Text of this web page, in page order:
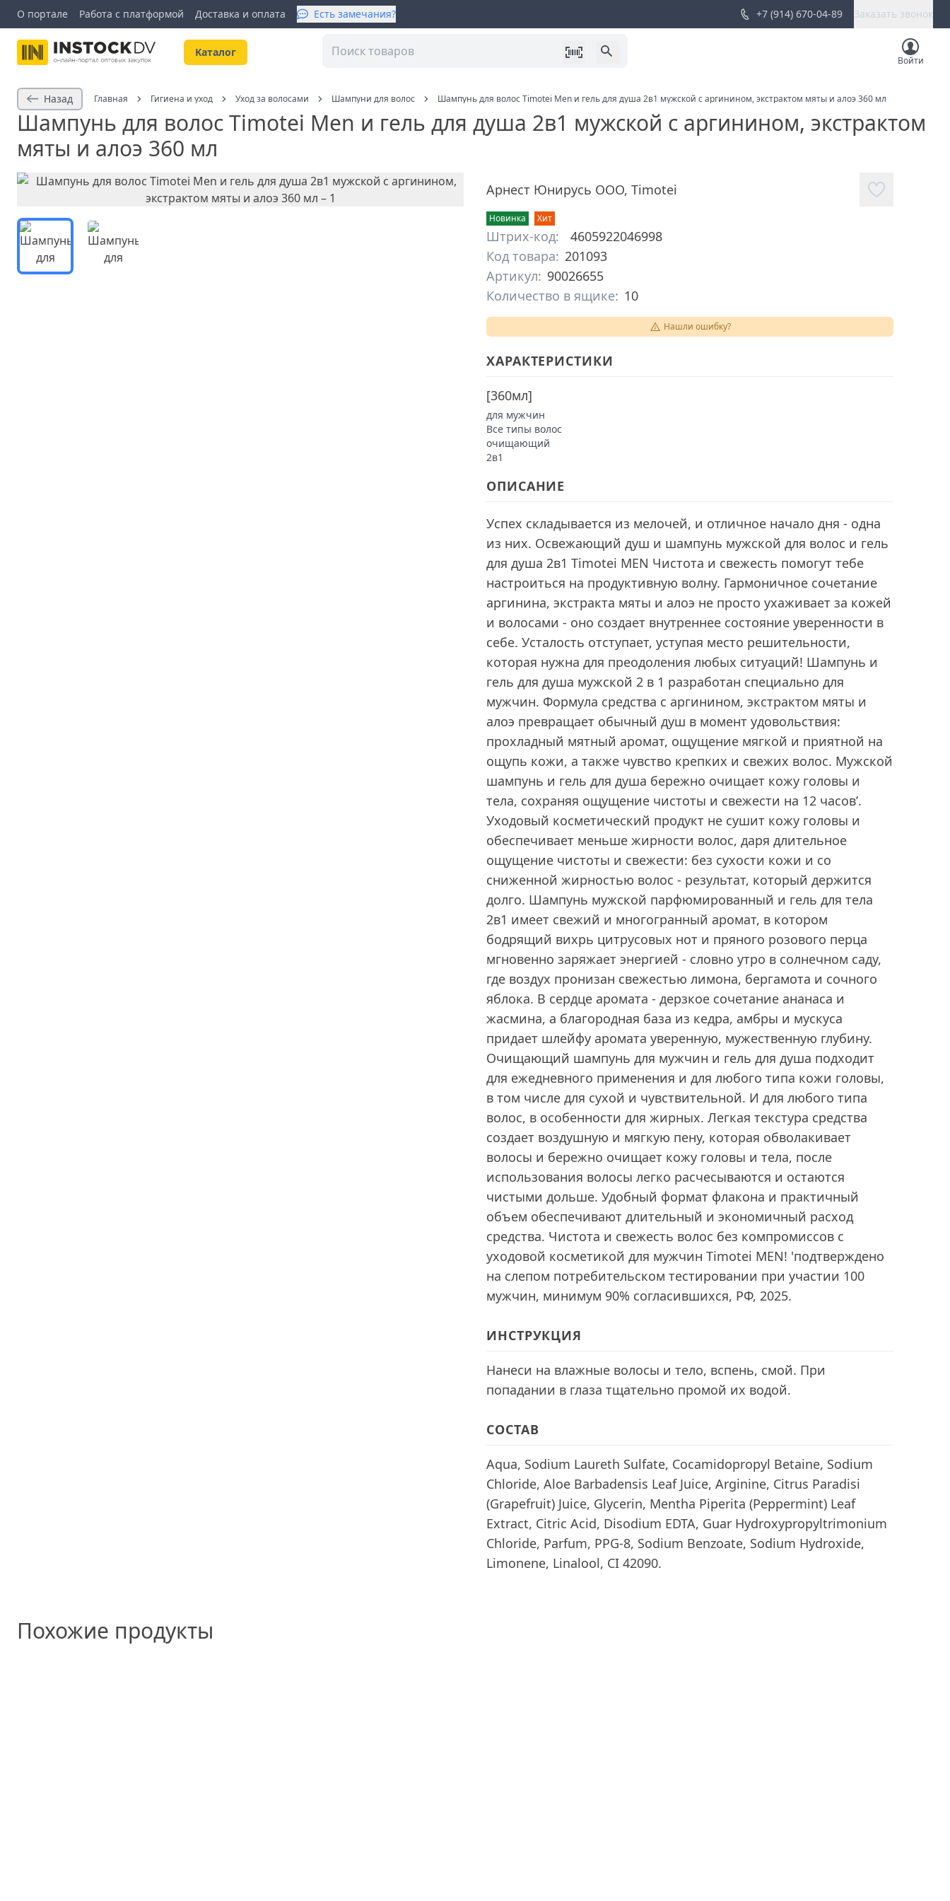
О портале Работа с платформой Доставка и оплата Есть замечания? +7 (914) 670-04-89 Заказать звонок
Kаталог
Войти
Назад Главная Гигиена и уход Уход за волосами Шампуни для волос Шампунь для волос Timotei Men и гель для душа 2в1 мужской с аргинином, экстрактом мяты и алоэ 360 мл
Шампунь для волос Timotei Men и гель для душа 2в1 мужской с аргинином, экстрактом
мяты и алоэ 360 мл
Арнест Юнирусь ООО, Timotei
Новинка Хит
Штрих-код:
4605922046998
Код товара: 201093
Артикул: 90026655
Количество в ящике: 10
Нашли ошибку?
ХАРАКТЕРИСТИКИ
[360мл]
для мужчин
Все типы волос
очищающий
2в1
ОПИСАНИЕ
Успех складывается из мелочей, и отличное начало дня - одна
из них. Освежающий душ и шампунь мужской для волос и гель
для душа 2в1 Timotei MEN Чистота и свежесть помогут тебе
настроиться на продуктивную волну. Гармоничное сочетание
аргинина, экстракта мяты и алоэ не просто ухаживает за кожей
и волосами - оно создает внутреннее состояние уверенности в
себе. Усталость отступает, уступая место решительности,
которая нужна для преодоления любых ситуаций! Шампунь и
гель для душа мужской 2 в 1 разработан специально для
мужчин. Формула средства с аргинином, экстрактом мяты и
алоэ превращает обычный душ в момент удовольствия:
прохладный мятный аромат, ощущение мягкой и приятной на
ощупь кожи, а также чувство крепких и свежих волос. Мужской
шампунь и гель для душа бережно очищает кожу головы и
тела, сохраняя ощущение чистоты и свежести на 12 часов’.
Уходовый косметический продукт не сушит кожу головы и
обеспечивает меньше жирности волос, даря длительное
ощущение чистоты и свежести: без сухости кожи и со
сниженной жирностью волос - результат, который держится
долго. Шампунь мужской парфюмированный и гель для тела
2в1 имеет свежий и многогранный аромат, в котором
бодрящий вихрь цитрусовых нот и пряного розового перца
мгновенно заряжает энергией - словно утро в солнечном саду,
где воздух пронизан свежестью лимона, бергамота и сочного
яблока. В сердце аромата - дерзкое сочетание ананаса и
жасмина, а благородная база из кедра, амбры и мускуса
придает шлейфу аромата уверенную, мужественную глубину.
Очищающий шампунь для мужчин и гель для душа подходит
для ежедневного применения и для любого типа кожи головы,
в том числе для сухой и чувствительной. И для любого типа
волос, в особенности для жирных. Легкая текстура средства
создает воздушную и мягкую пену, которая обволакивает
волосы и бережно очищает кожу головы и тела, после
использования волосы легко расчесываются и остаются
чистыми дольше. Удобный формат флакона и практичный
объем обеспечивают длительный и экономичный расход
средства. Чистота и свежесть волос без компромиссов с
уходовой косметикой для мужчин Timotei MEN! 'подтверждено
на слепом потребительском тестировании при участии 100
мужчин, минимум 90% согласившихся, РФ, 2025.
ИНСТРУКЦИЯ
Нанеси на влажные волосы и тело, вспень, смой. При
попадании в глаза тщательно промой их водой.
СОСТАВ
Aqua, Sodium Laureth Sulfate, Cocamidopropyl Betaine, Sodium
Chloride, Aloe Barbadensis Leaf Juice, Arginine, Citrus Paradisi
(Grapefruit) Juice, Glycerin, Mentha Piperita (Peppermint) Leaf
Extract, Citric Acid, Disodium EDTA, Guar Hydroxypropyltrimonium
Chloride, Parfum, PPG-8, Sodium Benzoate, Sodium Hydroxide,
Limonene, Linalool, CI 42090.
Похожие продукты